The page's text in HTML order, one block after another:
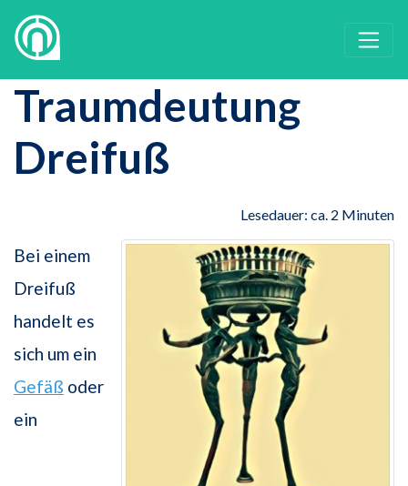
Traumdeutung
Dreifuß
Lesedauer: ca. 2 Minuten
Bei einem
Dreifuß
handelt es
sich um ein
Gefäß oder
ein